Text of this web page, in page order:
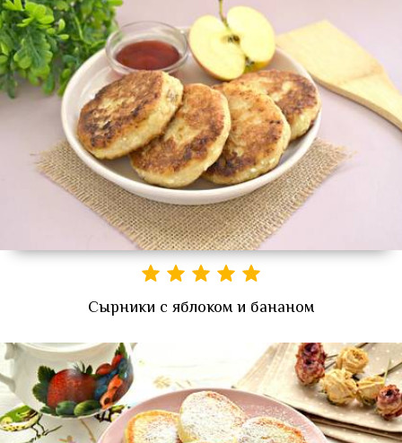
Сырники с яблоком и бананом